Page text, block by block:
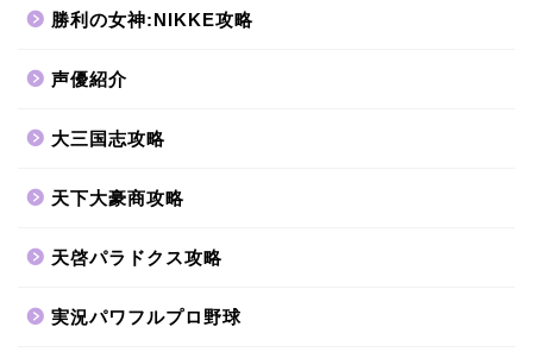
勝利の女神:NIKKE攻略
声優紹介
大三国志攻略
天下大豪商攻略
天啓パラドクス攻略
実況パワフルプロ野球